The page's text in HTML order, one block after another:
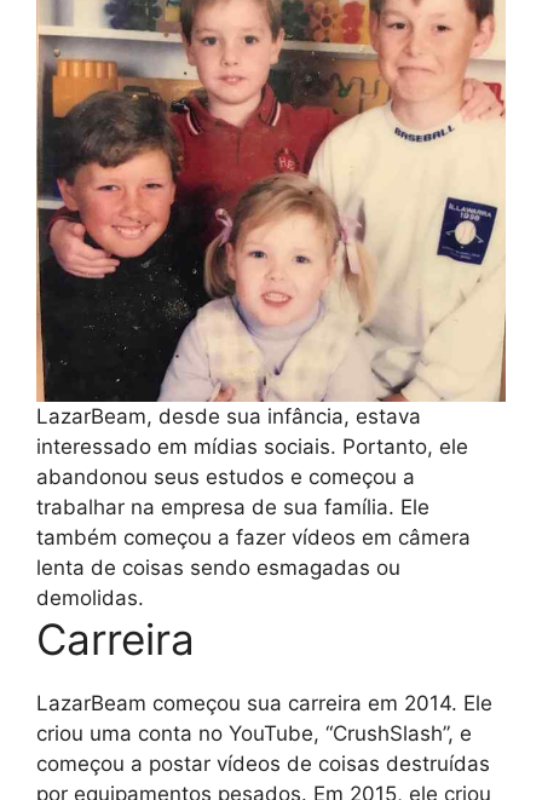
LazarBeam, desde sua infância, estava
interessado em mídias sociais. Portanto, ele
abandonou seus estudos e começou a
trabalhar na empresa de sua família. Ele
também começou a fazer vídeos em câmera
lenta de coisas sendo esmagadas ou
demolidas.
Carreira
LazarBeam começou sua carreira em 2014. Ele
criou uma conta no YouTube, “CrushSlash”, e
começou a postar vídeos de coisas destruídas
por equipamentos pesados. Em 2015, ele criou